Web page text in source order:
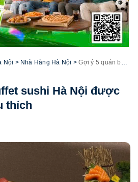
Nội > Nhà Hàng Hà Nội >Gợi ý 5 quán buffet sushi Hà Nội được dân sành ăn yêu thích
sushi Hà Nội được
thích